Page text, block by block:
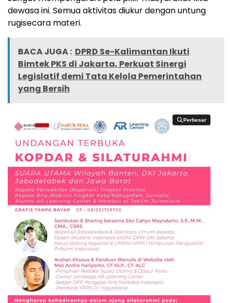
dewasa ini. Semua aktivitas diukur dengan untung
rugisecara materi.
BACA JUGA : DPRD Se-Kalimantan Ikuti
Bimtek PKS di Jakarta, Perkuat Sinergi
Legislatif demi Tata Kelola Pemerintahan
yang Bersih
Perbesar
Perbesar